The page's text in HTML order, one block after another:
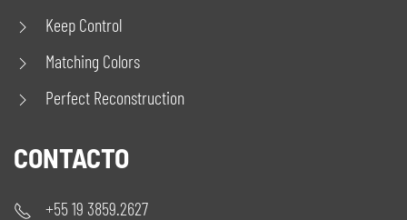
Keep Control
Matching Colors
Perfect Reconstruction
CONTACTO
+55 19 3859.2627